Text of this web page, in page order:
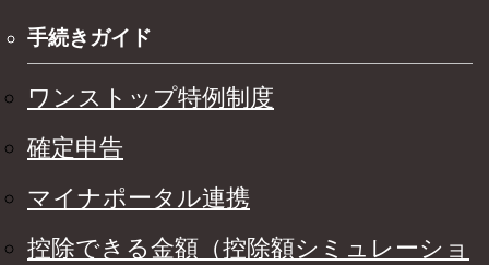
手続きガイド
ワンストップ特例制度
確定申告
マイナポータル連携
控除できる金額（控除額シミュレーショ